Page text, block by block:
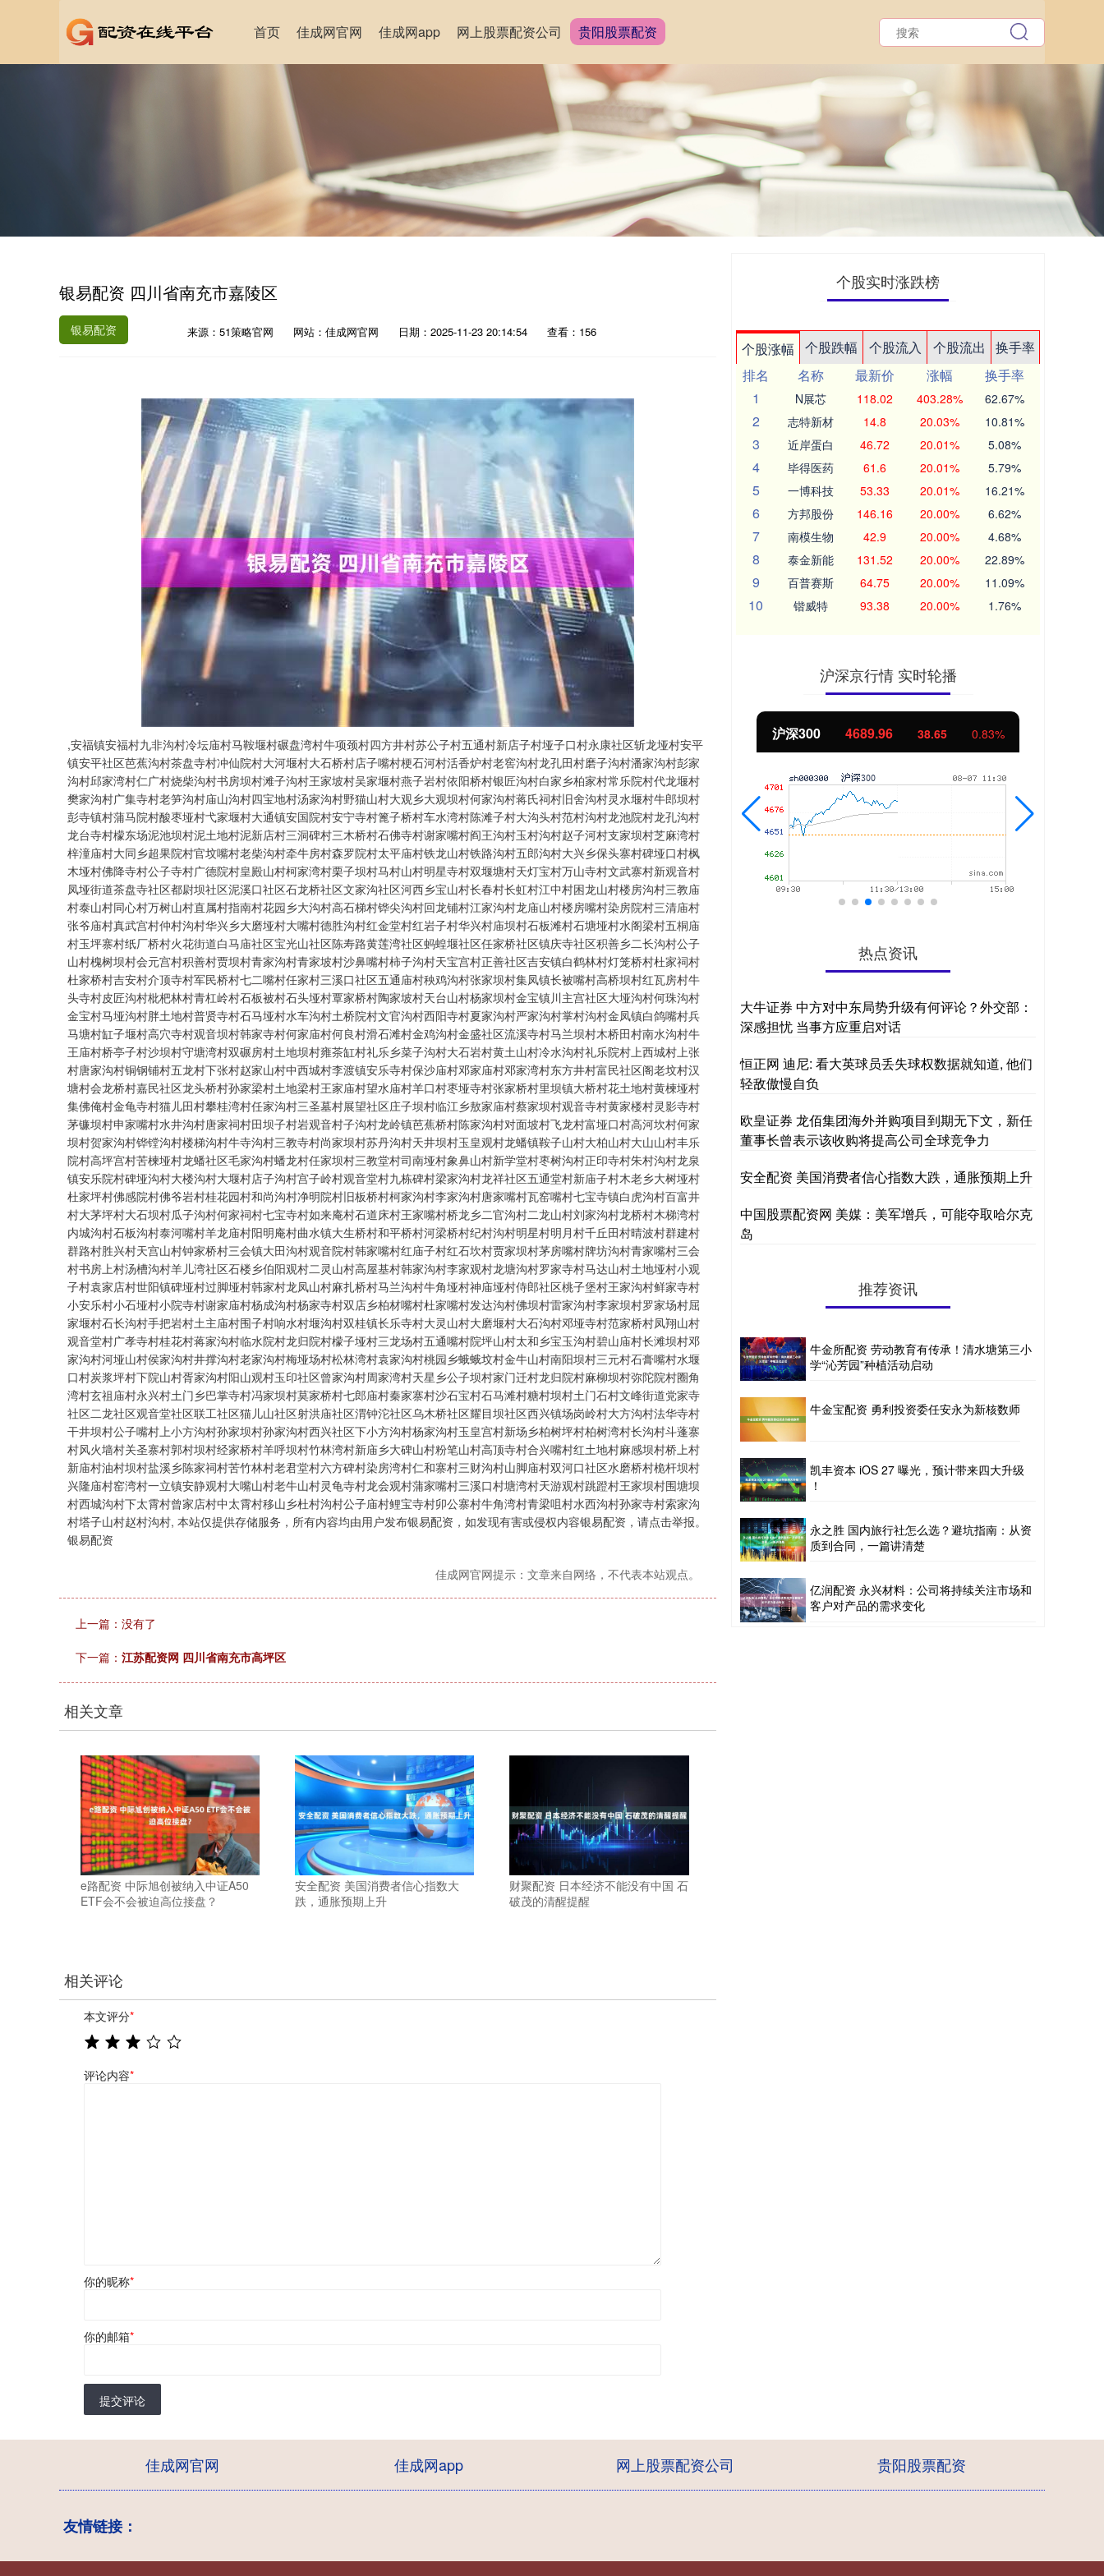
首页 佳成网官网 佳成网app 网上股票配资公司 贵阳股票配资
银易配资 四川省南充市嘉陵区
银易配资 来源：51策略官网 网站：佳成网官网 日期：2025-11-23 20:14:54 查看：156
,安福镇安福村九非沟村冷坛庙村马鞍堰村碾盘湾村牛项颈村四方井村苏公子村五通村新店子村垭子口村永康社区斩龙垭村安平
镇安平社区芭蕉沟村茶盘寺村冲仙院村大河堰村大石桥村店子嘴村梗石河村活香炉村老窖沟村龙孔田村磨子沟村潘家沟村彭家
沟村邱家湾村仁广村烧柴沟村书房坝村滩子沟村王家坡村吴家堰村燕子岩村依阳桥村银匠沟村白家乡柏家村常乐院村代龙堰村
樊家沟村广集寺村老笋沟村庙山沟村四宝地村汤家沟村野猫山村大观乡大观坝村何家沟村蒋氏祠村旧舍沟村灵水堰村牛郎坝村
彭寺镇村蒲马院村酸枣垭村弋家堰村大通镇安国院村安宁寺村篦子桥村车水湾村陈滩子村大沟头村范村沟村龙池院村龙孔沟村
龙台寺村檬东场泥池坝村泥土地村泥新店村三洞碑村三木桥村石佛寺村谢家嘴村阎王沟村玉村沟村赵子河村支家坝村芝麻湾村
梓潼庙村大同乡超果院村官坟嘴村老柴沟村牵牛房村森罗院村太平庙村铁龙山村铁路沟村五郎沟村大兴乡保头寨村碑垭口村枫
木垭村佛降寺村公子寺村广德院村皇殿山村柯家湾村栗子坝村马村山村明星寺村双堰塘村天灯宝村万山寺村文武寨村新观音村
凤垭街道茶盘寺社区都尉坝社区泥溪口社区石龙桥社区文家沟社区河西乡宝山村长春村长虹村江中村困龙山村楼房沟村三教庙
村泰山村同心村万树山村直属村指南村花园乡大沟村高石梯村铧尖沟村回龙铺村江家沟村龙庙山村楼房嘴村染房院村三清庙村
张爷庙村真武宫村仲村沟村华兴乡大磨垭村大嘴村德胜沟村红金堂村红岩子村华兴村庙坝村石板滩村石塘垭村水阁梁村五桐庙
村玉坪寨村纸厂桥村火花街道白马庙社区宝光山社区陈寿路黄莲湾社区蚂蝗堰社区任家桥社区镇庆寺社区积善乡二长沟村公子
山村槐树坝村会元宫村积善村贾坝村青家沟村青家坡村沙鼻嘴村柿子沟村天宝宫村正善社区吉安镇白鹤林村灯笼桥村杜家祠村
杜家桥村吉安村介顶寺村军民桥村七二嘴村任家村三溪口社区五通庙村秧鸡沟村张家坝村集凤镇长被嘴村高桥坝村红瓦房村牛
头寺村皮匠沟村枇杷林村青杠岭村石板被村石头垭村覃家桥村陶家坡村天台山村杨家坝村金宝镇川主宫社区大垭沟村何珠沟村
金宝村马垭沟村胖土地村普贤寺村石马垭村水车沟村土桥院村文官沟村西阳寺村夏家沟村严家沟村掌村沟村金凤镇白鸽嘴村兵
马塘村缸子堰村高穴寺村观音坝村韩家寺村何家庙村何良村滑石滩村金鸡沟村金盛社区流溪寺村马兰坝村木桥田村南水沟村牛
王庙村桥亭子村沙坝村守塘湾村双碾房村土地坝村雍茶缸村礼乐乡菜子沟村大石岩村黄土山村冷水沟村礼乐院村上西城村上张
村唐家沟村铜钢铺村五龙村下张村赵家山村中西城村李渡镇安乐寺村保沙庙村邓家庙村邓家湾村东方井村富民社区阁老坟村汉
塘村会龙桥村嘉民社区龙头桥村孙家梁村土地梁村王家庙村望水庙村羊口村枣垭寺村张家桥村里坝镇大桥村花土地村黄楝垭村
集佛俺村金龟寺村猫儿田村攀桂湾村任家沟村三圣墓村展望社区庄子坝村临江乡敖家庙村蔡家坝村观音寺村黄家楼村灵影寺村
茅镰坝村申家嘴村水井沟村唐家祠村田坝子村岩观音村子沟村龙岭镇芭蕉桥村陈家沟村对面坡村飞龙村富垭口村高河坎村何家
坝村贺家沟村铧镗沟村楼梯沟村牛寺沟村三教寺村尚家坝村苏丹沟村天井坝村玉皇观村龙蟠镇鞍子山村大柏山村大山山村丰乐
院村高坪宫村苦楝垭村龙蟠社区毛家沟村蟠龙村任家坝村三教堂村司南垭村象鼻山村新学堂村枣树沟村正印寺村朱村沟村龙泉
镇安乐院村碑垭沟村大楼沟村大堰村店子沟村宫子岭村观音堂村九栋碑村梁家沟村龙祥社区五通堂村新庙子村木老乡大树垭村
杜家坪村佛感院村佛爷岩村桂花园村和尚沟村净明院村旧板桥村柯家沟村李家沟村唐家嘴村瓦窑嘴村七宝寺镇白虎沟村百富井
村大茅坪村大石坝村瓜子沟村何家祠村七宝寺村如来庵村石道床村王家嘴村桥龙乡二官沟村二龙山村刘家沟村龙桥村木梯湾村
内城沟村石板沟村泰河嘴村羊龙庙村阳明庵村曲水镇大生桥村和平桥村河梁桥村纪村沟村明星村明月村千丘田村晴波村群建村
群路村胜兴村天宫山村钟家桥村三会镇大田沟村观音院村韩家嘴村红庙子村红石坎村贾家坝村茅房嘴村牌坊沟村青家嘴村三会
村书房上村汤槽沟村羊儿湾社区石楼乡伯阳观村二灵山村高屋基村韩家沟村李家观村龙塘沟村罗家寺村马达山村土地垭村小观
子村袁家店村世阳镇碑垭村过脚垭村韩家村龙凤山村麻扎桥村马兰沟村牛角垭村神庙垭村侍郎社区桃子堡村王家沟村鲜家寺村
小安乐村小石垭村小院寺村谢家庙村杨成沟村杨家寺村双店乡柏材嘴村杜家嘴村发达沟村佛坝村雷家沟村李家坝村罗家场村屈
家堰村石长沟村手把岩村土主庙村围子村响水村堰沟村双桂镇长乐寺村大灵山村大磨堰村大石沟村邓垭寺村范家桥村凤翔山村
观音堂村广孝寺村桂花村蒋家沟村临水院村龙归院村檬子垭村三龙场村五通嘴村院坪山村太和乡宝玉沟村碧山庙村长滩坝村邓
家沟村河垭山村侯家沟村井撑沟村老家沟村梅垭场村松林湾村袁家沟村桃园乡蛾蛾坟村金牛山村南阳坝村三元村石膏嘴村水堰
口村炭浆坪村下院山村胥家沟村阳山观村玉印社区曾家沟村周家湾村天星乡公子坝村家门迁村龙归院村麻柳坝村弥陀院村圈角
湾村玄祖庙村永兴村土门乡巴掌寺村冯家坝村莫家桥村七郎庙村秦家寨村沙石宝村石马滩村糖村坝村土门石村文峰街道党家寺
社区二龙社区观音堂社区联工社区猫儿山社区射洪庙社区渭钟沱社区乌木桥社区耀目坝社区西兴镇场岗岭村大方沟村法华寺村
干井坝村公子嘴村上小方沟村孙家坝村孙家沟村西兴社区下小方沟村杨家沟村玉皇宫村新场乡柏树坪村柏树湾村长沟村斗蓬寨
村风火墙村关圣寨村郭村坝村经家桥村羊呼坝村竹林湾村新庙乡大碑山村粉笔山村高顶寺村合兴嘴村红土地村麻感坝村桥上村
新庙村油村坝村盐溪乡陈家祠村苦竹林村老君堂村六方碑村染房湾村仁和寨村三财沟村山脚庙村双河口社区水磨桥村桅杆坝村
兴隆庙村窑湾村一立镇安静观村大嘴山村老牛山村灵龟寺村龙会观村蒲家嘴村三溪口村塘湾村天游观村跳蹬村王家坝村围塘坝
村西城沟村下太霄村曾家店村中太霄村移山乡杜村沟村公子庙村鲤宝寺村卯公寨村牛角湾村青梁咀村水西沟村孙家寺村索家沟
村塔子山村赵村沟村, 本站仅提供存储服务，所有内容均由用户发布银易配资，如发现有害或侵权内容银易配资，请点击举报。
银易配资
佳成网官网提示：文章来自网络，不代表本站观点。
上一篇：没有了
下一篇： 江苏配资网 四川省南充市高坪区
相关文章
e路配资 中际旭创被纳入中证A50
ETF会不会被迫高位接盘？
安全配资 美国消费者信心指数大
跌，通胀预期上升
财聚配资 日本经济不能没有中国 石
破茂的清醒提醒
相关评论
本文评分*
评论内容*
你的昵称*
你的邮箱*
提交评论
个股实时涨跌榜
个股涨幅 个股跌幅 个股流入 个股流出
换手率
排名
名称 最新价 涨幅
换手率
1
N展芯 118.02 403.28% 62.67%
2 志特新材 14.8 20.03% 10.81%
3 近岸蛋白 46.72 20.01% 5.08%
4 毕得医药 61.6 20.01% 5.79%
5 一博科技 53.33 20.01% 16.21%
6 方邦股份 146.16 20.00% 6.62%
7 南模生物 42.9 20.00% 4.68%
8 泰金新能 131.52 20.00% 22.89%
9 百普赛斯 64.75 20.00% 11.09%
10 锴威特 93.38 20.00% 1.76%
沪深京行情 实时轮播
上证指数 3919.51 深证成指 14295.08 沪深300 4689.96 38.65 0.83%
热点资讯
大牛证券 中方对中东局势升级有何评论？外交部：
深感担忧 当事方应重启对话
恒正网 迪尼: 看大英球员丢失球权数据就知道, 他们
轻敌傲慢自负
欧皇证券 龙佰集团海外并购项目到期无下文，新任
董事长曾表示该收购将提高公司全球竞争力
安全配资 美国消费者信心指数大跌，通胀预期上升
中国股票配资网 美媒：美军增兵，可能夺取哈尔克
岛
推荐资讯
牛金所配资 劳动教育有传承！清水塘第三小
学“沁芳园”种植活动启动
牛金宝配资 勇利投资委任安永为新核数师
凯丰资本 iOS 27 曝光，预计带来四大升级
！
永之胜 国内旅行社怎么选？避坑指南：从资
质到合同，一篇讲清楚
亿润配资 永兴材料：公司将持续关注市场和
客户对产品的需求变化
佳成网官网 佳成网app 网上股票配资公司 贵阳股票配资
友情链接：